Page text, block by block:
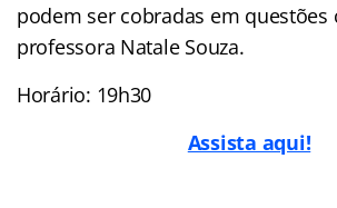
podem ser cobradas em questões
professora Natale Souza.
Horário: 19h30
Assista aqui!